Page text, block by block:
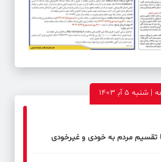
تقسیم مردم به خودی و غیرخودی